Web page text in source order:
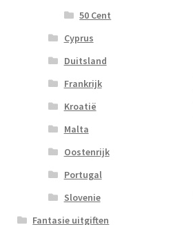
50 Cent
Cyprus
Duitsland
Frankrijk
Kroatië
Malta
Oostenrijk
Portugal
Slovenie
Fantasie uitgiften